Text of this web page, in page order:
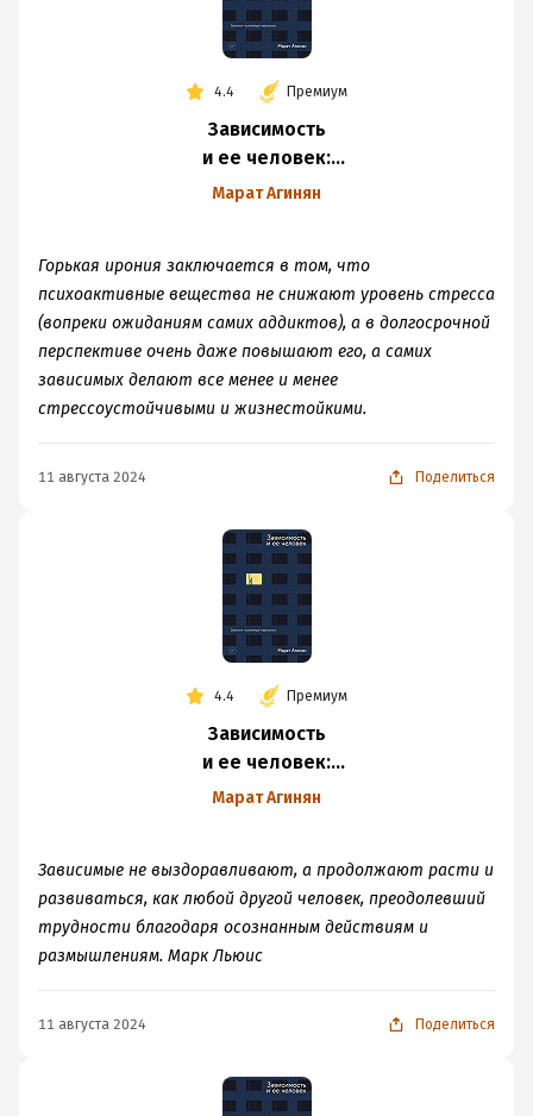
4.4 Премиум
Зависимость
и ее человек:
записки психиатра-
Марат Агинян
Горькая ирония заключается в том, что
психоактивные вещества не снижают уровень стресса
(вопреки ожиданиям самих аддиктов), а в долгосрочной
перспективе очень даже повышают его, а самих
зависимых делают все менее и менее
стрессоустойчивыми и жизнестойкими.
11 августа 2024 Поделиться
4.4 Премиум
Зависимость
и ее человек:
записки психиатра-
Марат Агинян
Зависимые не выздоравливают, а продолжают расти и
развиваться, как любой другой человек, преодолевший
трудности благодаря осознанным действиям и
размышлениям. Марк Льюис
11 августа 2024 Поделиться